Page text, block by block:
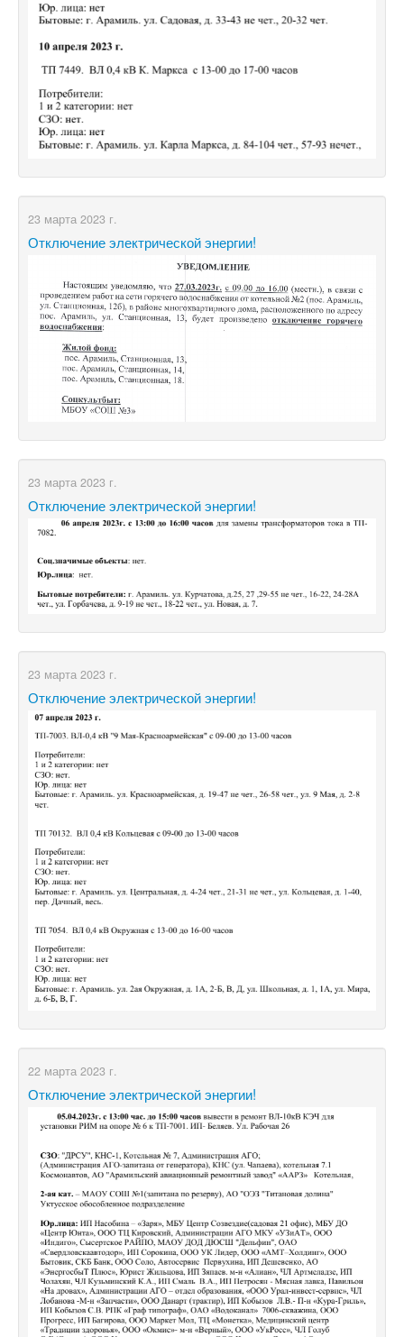
23 марта 2023 г.
Отключение электрической энергии!
23 марта 2023 г.
Отключение электрической энергии!
23 марта 2023 г.
Отключение электрической энергии!
22 марта 2023 г.
Отключение электрической энергии!